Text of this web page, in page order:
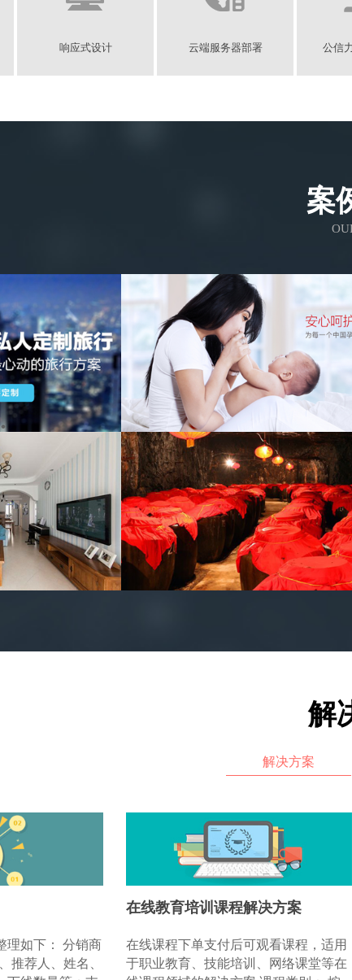
响应式设计 云端服务器部署 公信
案
解
解决方案
理如下： 分销商
推荐人、姓名、
在线教育培训课程解决方案
在线课程下单支付后可观看课程，适用
于职业教育、技能培训、网络课堂等在